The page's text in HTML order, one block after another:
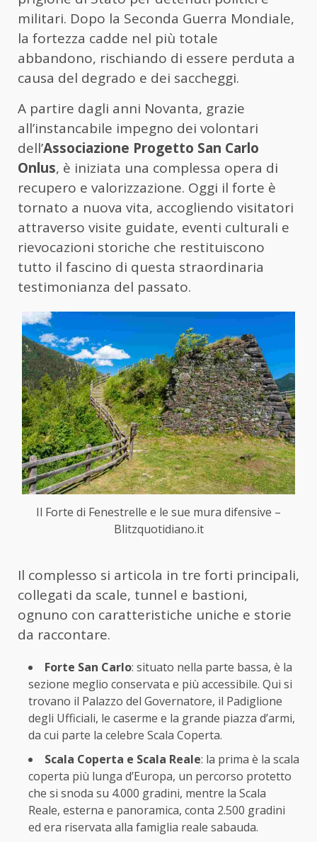
militari. Dopo la Seconda Guerra Mondiale,
la fortezza cadde nel più totale
abbandono, rischiando di essere perduta a
causa del degrado e dei saccheggi.
A partire dagli anni Novanta, grazie
all’instancabile impegno dei volontari
dell’Associazione Progetto San Carlo
Onlus, è iniziata una complessa opera di
recupero e valorizzazione. Oggi il forte è
tornato a nuova vita, accogliendo visitatori
attraverso visite guidate, eventi culturali e
rievocazioni storiche che restituiscono
tutto il fascino di questa straordinaria
testimonianza del passato.
Il Forte di Fenestrelle e le sue mura difensive –
Blitzquotidiano.it
Il complesso si articola in tre forti principali,
collegati da scale, tunnel e bastioni,
ognuno con caratteristiche uniche e storie
da raccontare.
Forte San Carlo: situato nella parte bassa, è la
sezione meglio conservata e più accessibile. Qui si
trovano il Palazzo del Governatore, il Padiglione
degli Ufficiali, le caserme e la grande piazza d’armi,
da cui parte la celebre Scala Coperta.
Scala Coperta e Scala Reale: la prima è la scala
coperta più lunga d’Europa, un percorso protetto
che si snoda su 4.000 gradini, mentre la Scala
Reale, esterna e panoramica, conta 2.500 gradini
ed era riservata alla famiglia reale sabauda.